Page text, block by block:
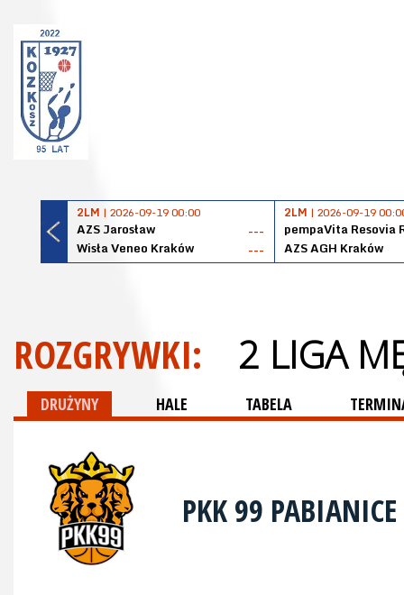
2LM | 2026-09-19 00:00
AZS Jarosław
---
Wisła Veneo Kraków
---
2LM | 2026-09-19
pempaVita Resovia
AZS AGH Kraków
ROZGRYWKI: 2 LIGA
DRUŻYNY HALE TABELA
PKK 99 PABIANICE